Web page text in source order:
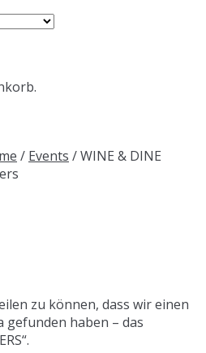
/ Events /WINE & DINE
zu können, dass wir einen
haben – das